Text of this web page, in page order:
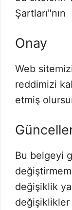
Şartları"nın
Onay
Web
reddimizi
etmiş
Bu belgeyi
değişiklik